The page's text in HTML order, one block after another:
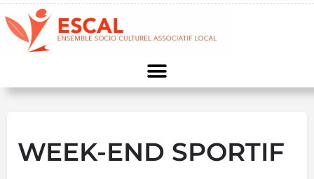
WEEK-END SPORTIF